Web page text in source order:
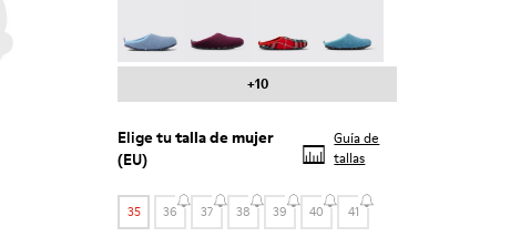
+10
Elige tutalla de mujer
(EU)
Guía de
tallas
35 36 37 38 39 40 41